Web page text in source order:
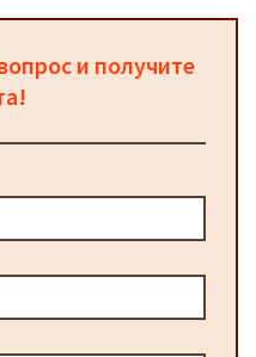
и получите